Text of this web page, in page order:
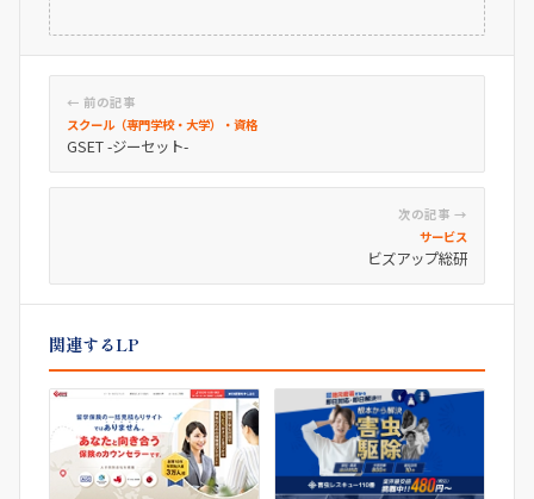
← 前の記事
スクール（専門学校・大学）・資格
GSET -ジーセット-
次の記事 →
サービス
ビズアップ総研
関連するLP